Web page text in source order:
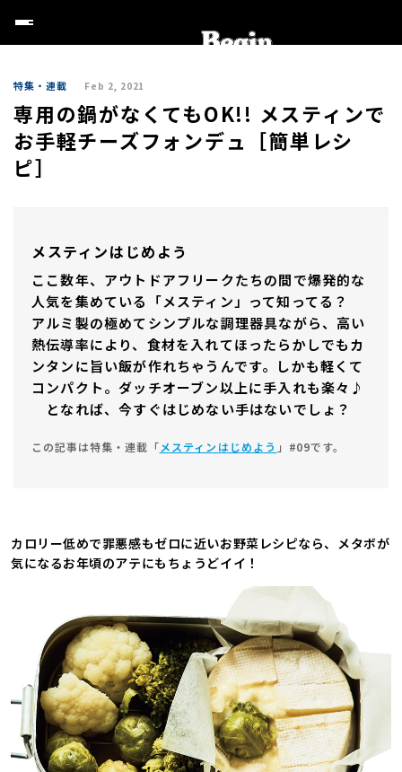
特集・連載 Feb 2, 2021
専用の鍋がなくてもOK!! メスティンで
お手軽チーズフォンデュ［簡単レシ
ピ］
メスティンはじめよう
ここ数年、アウトドアフリークたちの間で爆発的な
人気を集めている「メスティン」って知ってる？
アルミ製の極めてシンプルな調理器具ながら、高い
熱伝導率により、食材を入れてほったらかしでもカ
ンタンに旨い飯が作れちゃうんです。しかも軽くて
コンパクト。ダッチオーブン以上に手入れも楽々♪
となれば、今すぐはじめない手はないでしょ？
この記事は特集・連載「メスティンはじめよう 」#09です。
カロリー低めで罪悪感もゼロに近いお野菜レシピなら、メタボが
気になるお年頃のアテにもちょうどイイ！